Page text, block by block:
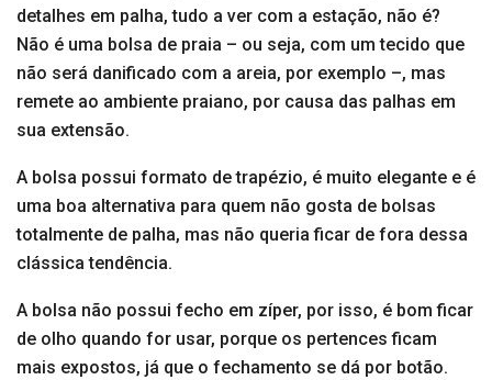
detalhes em palha, tudo a ver com a estação, não é?
Não é uma bolsa de praia – ou seja, com um tecido que
não será danificado com a areia, por exemplo –, mas
remete ao ambiente praiano, por causa das palhas em
sua extensão.
A bolsa possui formato de trapézio, é muito elegante e é
uma boa alternativa para quem não gosta de bolsas
totalmente de palha, mas não queria ficar de fora dessa
clássica tendência.
A bolsa não possui fecho em zíper, por isso, é bom ficar
de olho quando for usar, porque os pertences ficam
mais expostos, já que o fechamento se dá por botão.